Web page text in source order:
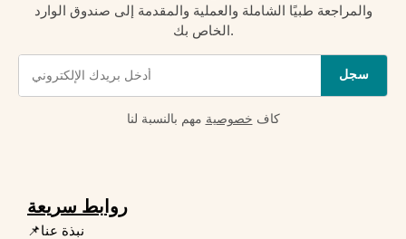
والمراجعة طبيًا الشاملة والعملية والمقدمة إلى صندوق الوارد
الخاص بك.
سجل
كاف خصوصية مهم بالنسبة لنا
روابط سريعة
📌نبذة عنا